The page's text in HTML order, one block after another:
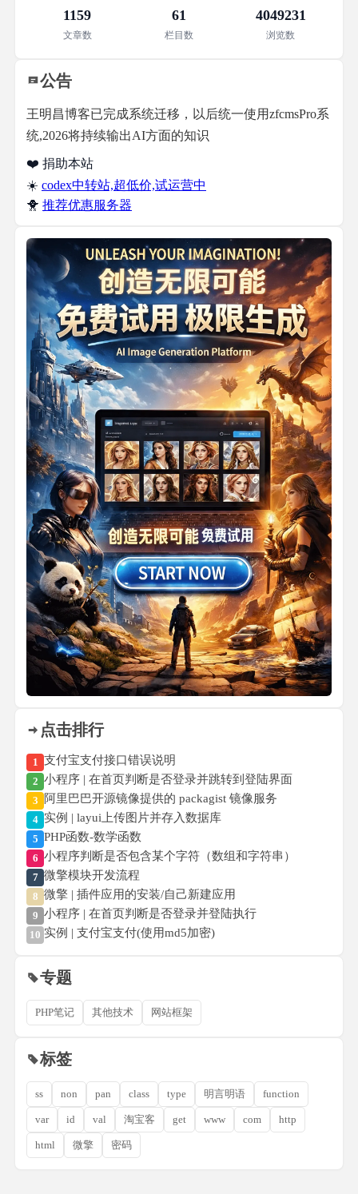
1159
文章数
61
栏目数
4049231
浏览数
公告
王明昌博客已完成系统迁移，以后统一使用zfcmsPro系
统,2026将持续输出AI方面的知识
❤️ 捐助本站
☀️ codex中转站,超低价,试运营中
🐥 推荐优惠服务器
点击排行
1 支付宝支付接口错误说明
2 小程序 | 在首页判断是否登录并跳转到登陆界面
3 阿里巴巴开源镜像提供的 packagist 镜像服务
4 实例 | layui上传图片并存入数据库
5 PHP函数-数学函数
6 小程序判断是否包含某个字符（数组和字符串）
7 微擎模块开发流程
8 微擎 | 插件应用的安装/自己新建应用
9 小程序 | 在首页判断是否登录并登陆执行
10 实例 | 支付宝支付(使用md5加密)
专题
PHP笔记 其他技术 网站框架
标签
ss non pan class type 明言明语 function
var id val 淘宝客 get www com http
html 微擎 密码